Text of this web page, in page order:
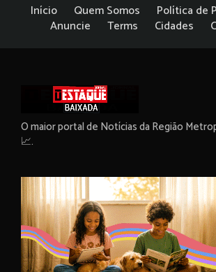
Início Quem Somos
Política de
Anuncie
Terms Cidades
O maior portal de Notícias da Região
📈.